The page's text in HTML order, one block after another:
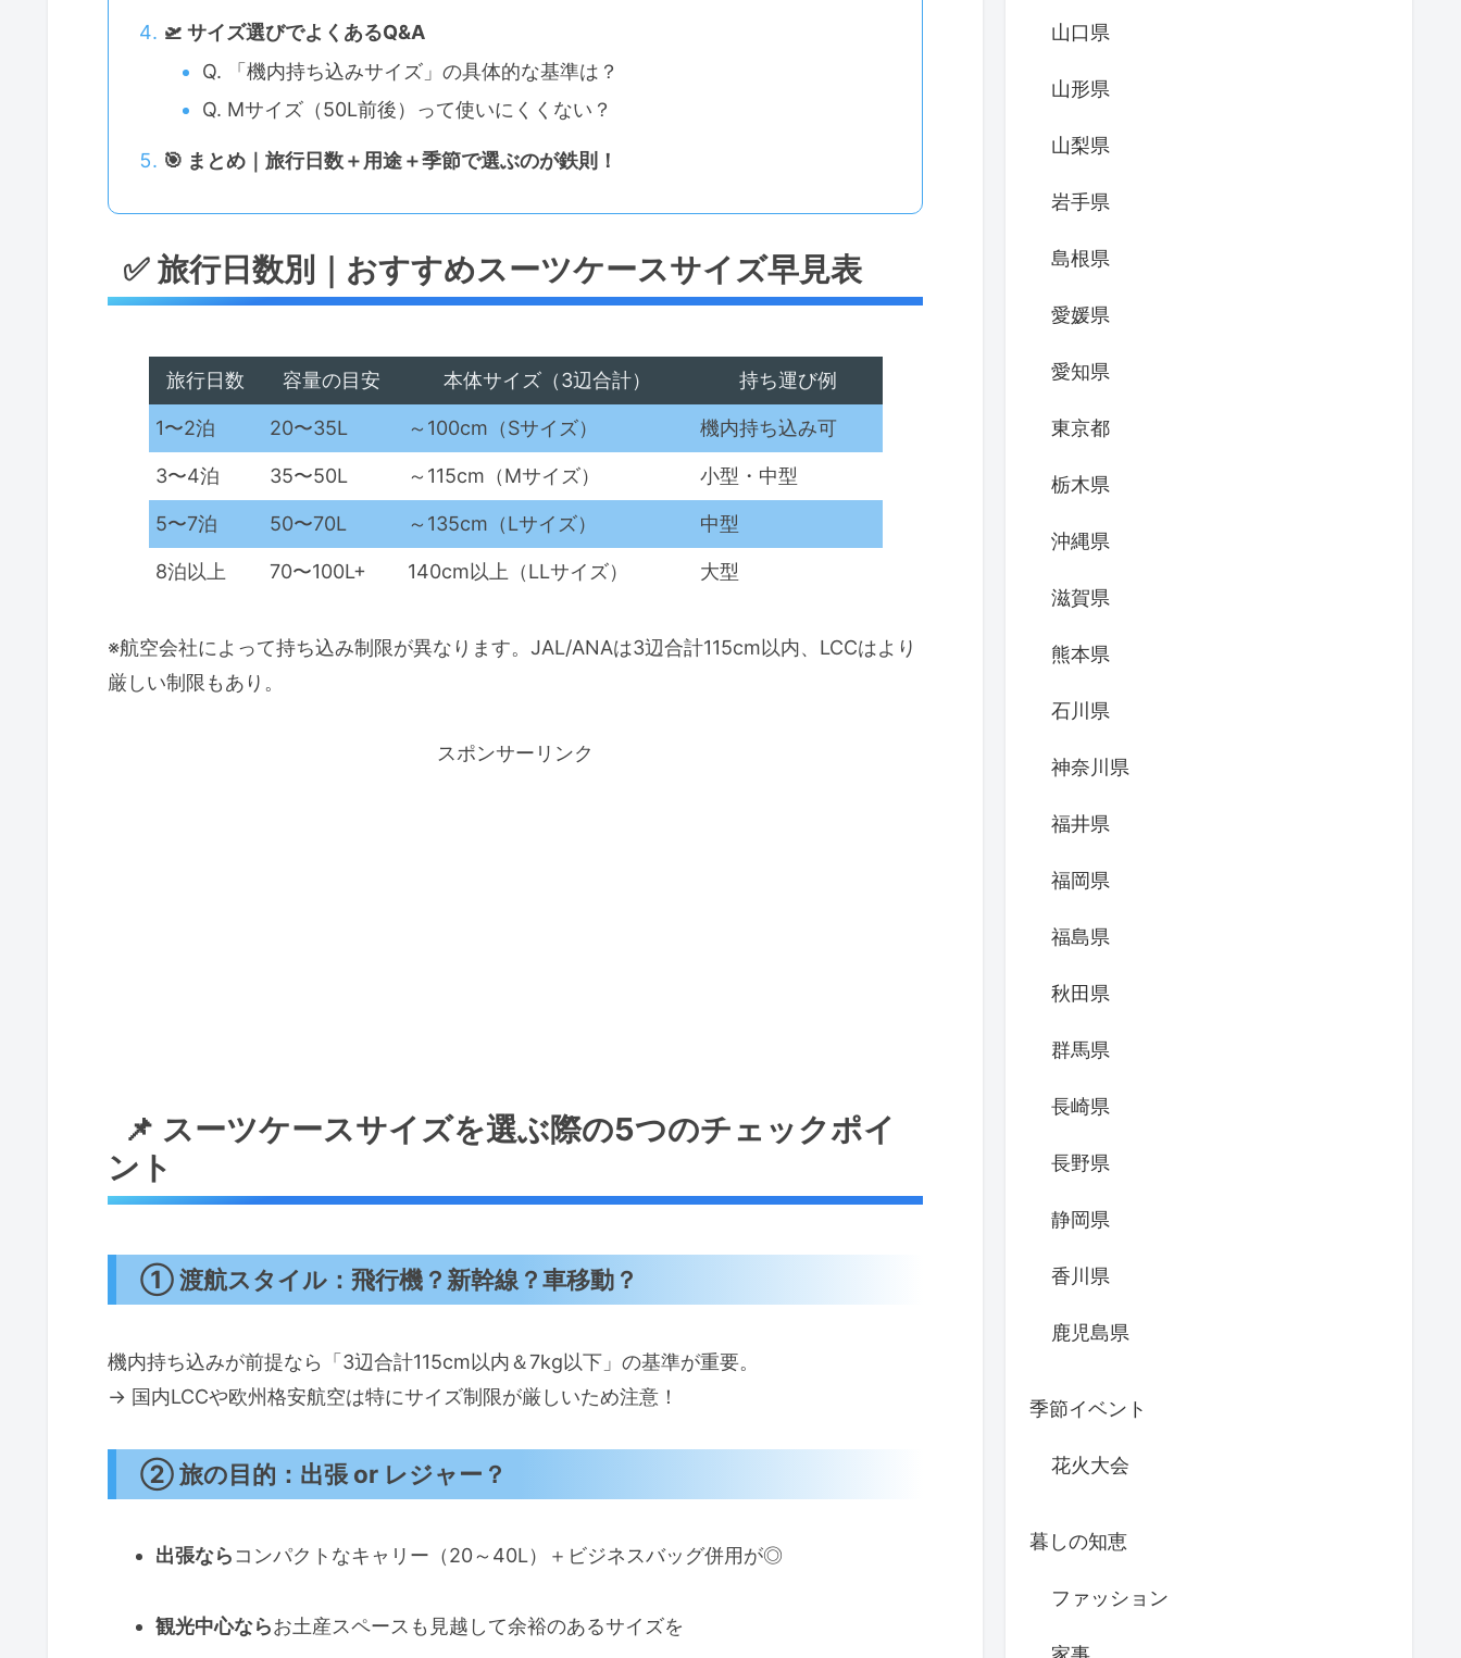
🛫 サイズ選びでよくあるQ&A
Q. 「機内持ち込みサイズ」の具体的な基準は？
Q. Mサイズ（50L前後）って使いにくくない？
🎯 まとめ｜旅行日数＋用途＋季節で選ぶのが鉄則！
✅ 旅行日数別｜おすすめスーツケースサイズ早見表
旅行日数 容量の目安 本体サイズ（3辺合計） 持ち運び例
1〜2泊 20〜35L ～100cm（Sサイズ） 機内持ち込み可
3〜4泊 35〜50L ～115cm（Mサイズ） 小型・中型
5〜7泊 50〜70L ～135cm（Lサイズ） 中型
8泊以上 70〜100L+ 140cm以上（LLサイズ） 大型
※航空会社によって持ち込み制限が異なります。JAL/ANAは3辺合計115cm以内、LCCはより
厳しい制限もあり。
スポンサーリンク
📌 スーツケースサイズを選ぶ際の5つのチェックポイ
ント
① 渡航スタイル：飛行機？新幹線？車移動？
機内持ち込みが前提なら「3辺合計115cm以内＆7kg以下」の基準が重要。
→ 国内LCCや欧州格安航空は特にサイズ制限が厳しいため注意！
② 旅の目的：出張 or レジャー？
出張ならコンパクトなキャリー（20～40L）＋ビジネスバッグ併用が◎
観光中心ならお土産スペースも見越して余裕のあるサイズを
山口県
山形県
山梨県
岩手県
島根県
愛媛県
愛知県
東京都
栃木県
沖縄県
滋賀県
熊本県
石川県
神奈川県
福井県
福岡県
福島県
秋田県
群馬県
長崎県
長野県
静岡県
香川県
鹿児島県
季節イベント
花火大会
暮しの知恵
ファッション